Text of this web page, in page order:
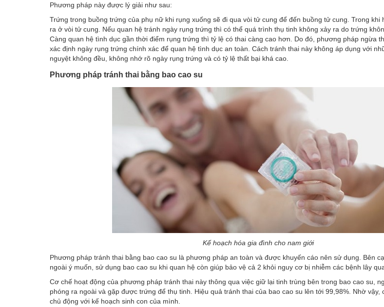
Phương pháp này được lý giải như sau:
Trứng trong buồng trứng của phụ nữ khi rụng xuống sẽ đi qua vòi tử cung để đến buồng tử cung. Trong khi
ra ở vòi tử cung. Nếu quan hệ tránh ngày rụng trứng thì có thể quá trình thụ tinh không xảy ra do trứng
Càng quan hệ tình dục gần thời điểm rụng trứng thì tỷ lệ có thai càng cao hơn. Do đó, phương pháp ngừa
xác định ngày rụng trứng chính xác để quan hệ tình dục an toàn. Cách tránh thai này không áp dụng với
nguyệt không đều, không nhớ rõ ngày rụng trứng và có tỷ lệ thất bại khá cao.
Phương pháp tránh thai bằng bao cao su
Kế hoạch hóa gia đình cho nam giới
Phương pháp tránh thai bằng bao cao su là phương pháp an toàn và được khuyến cáo nên sử dụng. Bên
ngoài ý muốn, sử dụng bao cao su khi quan hệ còn giúp bảo vệ cả 2 khỏi nguy cơ bị nhiễm các bệnh lây
Cơ chế hoạt động của phương pháp tránh thai này thông qua việc giữ lại tinh trùng bên trong bao cao su,
phóng ra ngoài và gặp được trứng để thụ tinh. Hiệu quả tránh thai của bao cao su lên tới 99,98%. Nhờ vậy,
chủ động với kế hoạch sinh con của mình.